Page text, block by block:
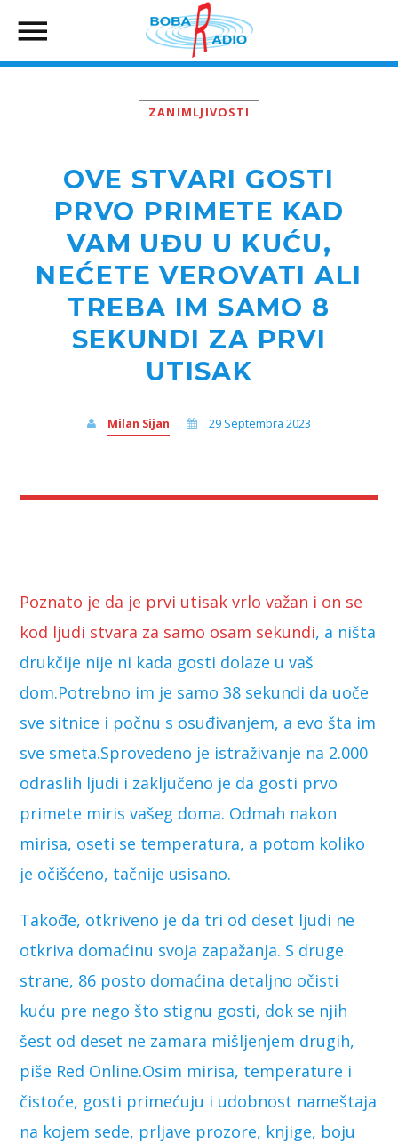
ZANIMLJIVOSTI
OVE STVARI GOSTI
PRVO PRIMETE KAD
VAM UĐU U KUĆU,
NEĆETE VEROVATI ALI
TREBA IM SAMO 8
SEKUNDI ZA PRVI
UTISAK
Milan Sijan 29 Septembra 2023
Poznato je da je prvi utisak vrlo važan i on se
kod ljudi stvara za samo osam sekundi, a ništa
drukčije nije ni kada gosti dolaze u vaš
dom.Potrebno im je samo 38 sekundi da uoče
sve sitnice i počnu s osuđivanjem, a evo šta im
sve smeta.Sprovedeno je istraživanje na 2.000
odraslih ljudi i zaključeno je da gosti prvo
primete miris vašeg doma. Odmah nakon
mirisa, oseti se temperatura, a potom koliko
je očišćeno, tačnije usisano.
Takođe, otkriveno je da tri od deset ljudi ne
otkriva domaćinu svoja zapažanja. S druge
strane, 86 posto domaćina detaljno očisti
kuću pre nego što stignu gosti, dok se njih
šest od deset ne zamara mišljenjem drugih,
piše Red Online.Osim mirisa, temperature i
čistoće, gosti primećuju i udobnost nameštaja
na kojem sede, prljave prozore, knjige, boju